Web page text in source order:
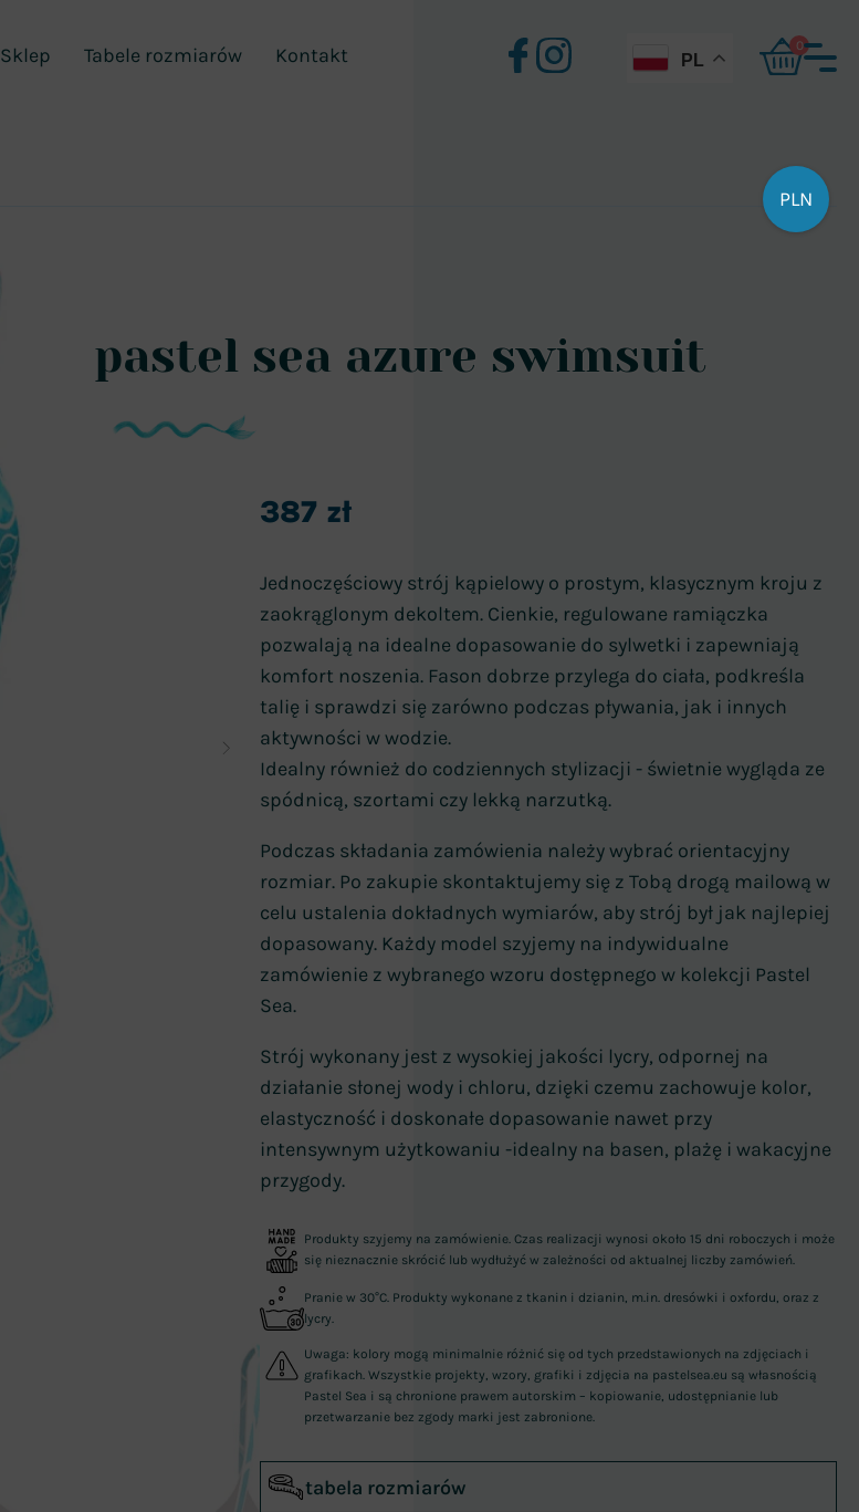
Sklep Tabele rozmiarów Kontakt PL
0
pastel sea azure swimsuit
387 zł
Jednoczęściowy strój kąpielowy o prostym, klasycznym kroju z
zaokrąglonym dekoltem. Cienkie, regulowane ramiączka
pozwalają na idealne dopasowanie do sylwetki i zapewniają
komfort noszenia. Fason dobrze przylega do ciała, podkreśla
talię i sprawdzi się zarówno podczas pływania, jak i innych
aktywności w wodzie.
Idealny również do codziennych stylizacji - świetnie wygląda ze
spódnicą, szortami czy lekką narzutką.
Podczas składania zamówienia należy wybrać orientacyjny
rozmiar. Po zakupie skontaktujemy się z Tobą drogą mailową w
celu ustalenia dokładnych wymiarów, aby strój był jak najlepiej
dopasowany. Każdy model szyjemy na indywidualne
zamówienie z wybranego wzoru dostępnego w kolekcji Pastel
Sea.
Strój wykonany jest z wysokiej jakości lycry, odpornej na
działanie słonej wody i chloru, dzięki czemu zachowuje kolor,
elastyczność i doskonałe dopasowanie nawet przy
intensywnym użytkowaniu -idealny na basen, plażę i wakacyjne
przygody.
Produkty szyjemy na zamówienie. Czas realizacji wynosi około 15 dni roboczych i może
się nieznacznie skrócić lub wydłużyć w zależności od aktualnej liczby zamówień.
Pranie w 30°C. Produkty wykonane z tkanin i dzianin, m.in. dresówki i oxfordu, oraz z
lycry.
Uwaga: kolory mogą minimalnie różnić się od tych przedstawionych na zdjęciach i
grafikach. Wszystkie projekty, wzory, grafiki i zdjęcia na pastelsea.eu są własnością
Pastel Sea i są chronione prawem autorskim – kopiowanie, udostępnianie lub
przetwarzanie bez zgody marki jest zabronione.
tabela rozmiarów
PLN